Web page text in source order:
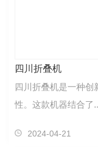
四川折叠机
四川折叠机是一种创
性。这款机器结合了
2024-04-21